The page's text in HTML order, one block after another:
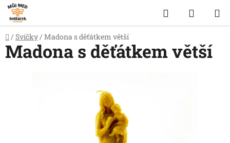
Přejít
na
obsah
Hledat
KOŠÍK
Domů
/ Svíčky / Madona s děťátkem větší
Madona s děťátkem větší